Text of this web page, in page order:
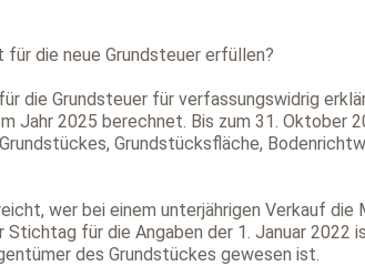
die neue Grundsteuer erfüllen?
die Grundsteuer für verfassungswidrig
Jahr 2025 berechnet. Bis zum 31. Oktober
Grundstücksfläche,
wer bei einem unterjährigen Verkauf
für die Angaben der 1. Januar 2022
des Grundstückes gewesen ist.